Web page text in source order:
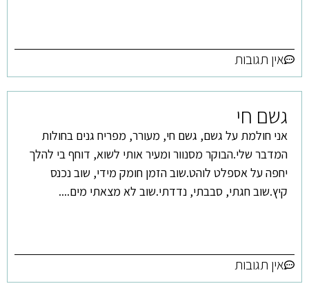
אין תגובות
גשם חי
אני חולמת על גשם, גשם חי, מעורר, מפריח גנים בחולות
המדבר שלי.הבוקר מסנוור ומעיר אותי לשוא, דוחף בי להלך
יחפה על אספלט לוהט.שוב הזמן חומק מידי, שוב נכנס
קיץ.שוב חגתי, סבבתי, נדדתי.שוב לא מצאתי מים....
אין תגובות